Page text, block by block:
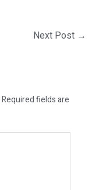
Next Post →
Required fields are